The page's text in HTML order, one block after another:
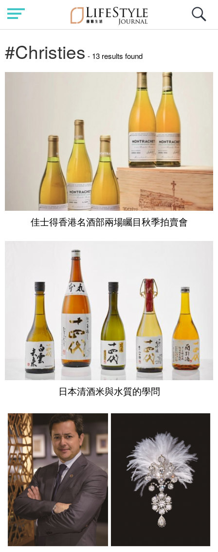
#Christies - 13 results found
佳士得香港名酒部兩場矚目秋季拍賣會
日本清酒米與水質的學問